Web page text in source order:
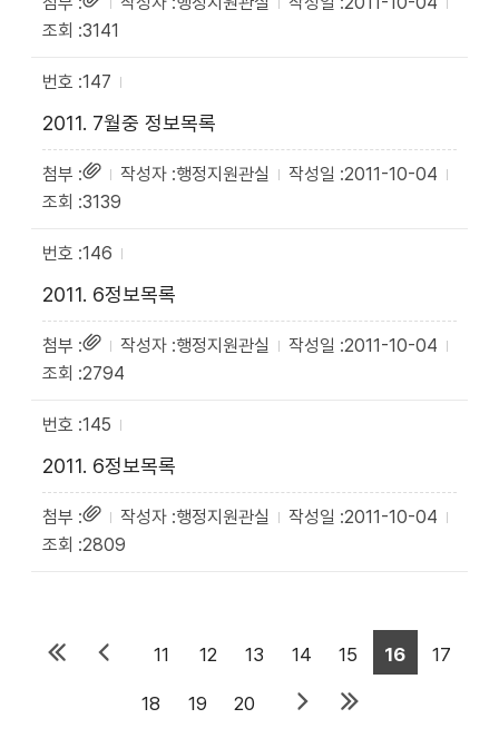
3141
147
2011. 7월중 정보목록
행정지원관실
2011-10-04
3139
146
2011. 6정보목록
행정지원관실
2011-10-04
2794
145
2011. 6정보목록
행정지원관실
2011-10-04
2809
11 12 13 14 15 16 17
18 19 20